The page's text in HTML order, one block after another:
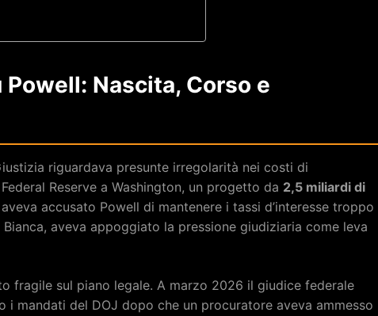
Powell: Nascita, Corso e
riguardava presunte irregolarità nei costi di
Reserve a Washington, un progetto da 2,5 miliardi di
accusato Powell di mantenere i tassi d’interesse troppo
aveva appoggiato la pressione giudiziaria come leva
fragile sul piano legale. A marzo 2026 il giudice federale
i mandati del DOJ dopo che un procuratore aveva ammesso